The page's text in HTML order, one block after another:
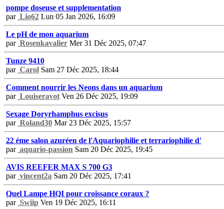
pompe doseuse et supplementation
par Lio62 Lun 05 Jan 2026, 16:09
Le pH de mon aquarium
par Rosenkavalier Mer 31 Déc 2025, 07:47
Tunze 9410
par Carol Sam 27 Déc 2025, 18:44
Comment nourrir les Neons dans un aquarium
par Louiseravot Ven 26 Déc 2025, 19:09
Sexage Doryrhamphus excisus
par Roland30 Mar 23 Déc 2025, 15:57
22 éme salon azuréen de l'Aquariophilie et terrariophilie d'
par aquario-passion Sam 20 Déc 2025, 19:45
AVIS REEFER MAX S 700 G3
par vincent2a Sam 20 Déc 2025, 17:41
Quel Lampe HQI pour croissance coraux ?
par Swiip Ven 19 Déc 2025, 16:11